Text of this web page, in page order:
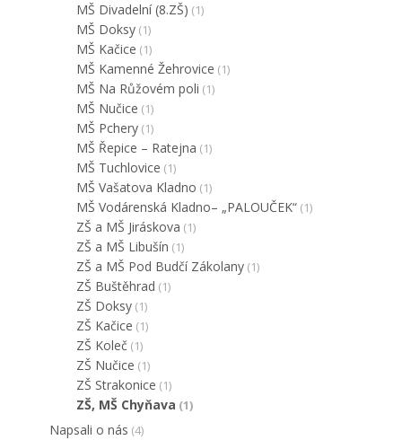
MŠ Divadelní (8.ZŠ) (1)
MŠ Doksy (1)
MŠ Kačice (1)
MŠ Kamenné Žehrovice (1)
MŠ Na Růžovém poli (1)
MŠ Nučice (1)
MŠ Pchery (1)
MŠ Řepice – Ratejna (1)
MŠ Tuchlovice (1)
MŠ Vašatova Kladno (1)
MŠ Vodárenská Kladno– „PALOUČEK“ (1)
ZŠ a MŠ Jiráskova (1)
ZŠ a MŠ Libušín (1)
ZŠ a MŠ Pod Budčí Zákolany (1)
ZŠ Buštěhrad (1)
ZŠ Doksy (1)
ZŠ Kačice (1)
ZŠ Koleč (1)
ZŠ Nučice (1)
ZŠ Strakonice (1)
ZŠ, MŠ Chyňava (1)
Napsali o nás (4)